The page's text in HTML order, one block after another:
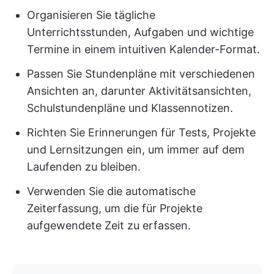
Organisieren Sie tägliche
Unterrichtsstunden, Aufgaben und wichtige
Termine in einem intuitiven Kalender-Format.
Passen Sie Stundenpläne mit verschiedenen
Ansichten an, darunter Aktivitätsansichten,
Schulstundenpläne und Klassennotizen.
Richten Sie Erinnerungen für Tests, Projekte
und Lernsitzungen ein, um immer auf dem
Laufenden zu bleiben.
Verwenden Sie die automatische
Zeiterfassung, um die für Projekte
aufgewendete Zeit zu erfassen.